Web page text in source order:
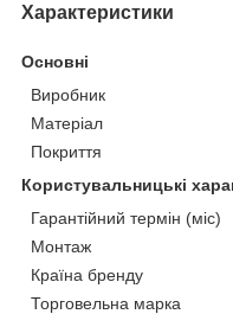
Характеристики
Основні
Виробник
Матеріал
Покриття
Користувальницькі
Гарантійний термін (міс)
Монтаж
Країна бренду
Торговельна марка